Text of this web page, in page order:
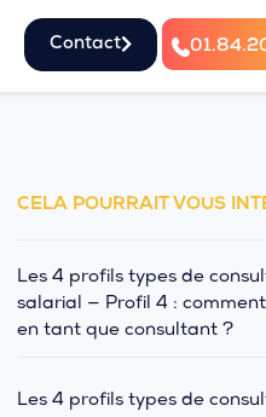
Contact
CELA POURRAIT VOUS
Les 4 profils types de
salarial — Profil 4 :
en tant que consultant ?
Les 4 profils types de